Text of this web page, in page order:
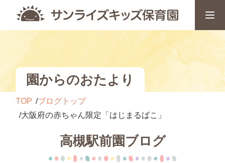
園からのおたより
TOP
ブログトップ
大阪府の赤ちゃん限定「はじまるばこ」
高槻駅前園ブログ